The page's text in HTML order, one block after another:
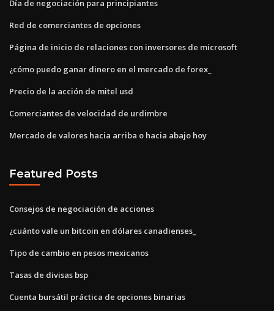
Día de negociación para principiantes
Red de comerciantes de opciones
Página de inicio de relaciones con inversores de microsoft
¿cómo puedo ganar dinero en el mercado de forex_
Precio de la acción de mitel usd
Comerciantes de velocidad de urdimbre
Mercado de valores hacia arriba o hacia abajo hoy
Featured Posts
Consejos de negociación de acciones
¿cuánto vale un bitcoin en dólares canadienses_
Tipo de cambio en pesos mexicanos
Tasas de divisas bsp
Cuenta bursátil práctica de opciones binarias